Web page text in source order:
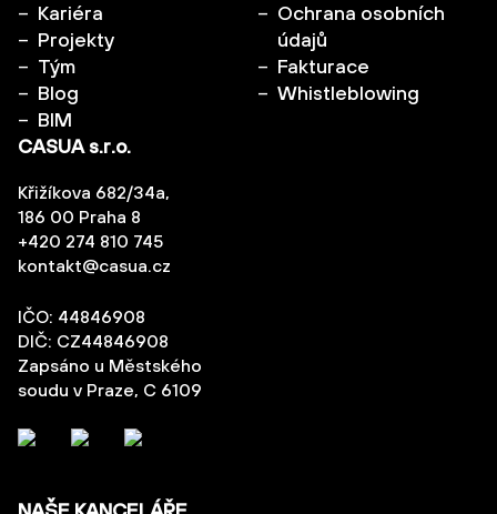
CASUA s.r.o.
Křižíkova 682/34a,
186 00 Praha 8
+420 274 810 745
kontakt@casua.cz
IČO: 44846908
DIČ: CZ44846908
Zapsáno u Městského
soudu v Praze, C 6109
Kariéra
Projekty
Tým
Blog
BIM
Ochrana osobních
údajů
Fakturace
Whistleblowing